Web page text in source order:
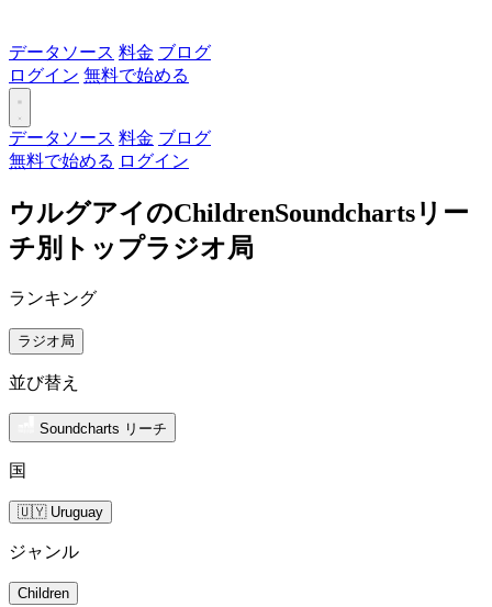
データソース 料金 ブログ
ログイン 無料で始める
データソース 料金 ブログ
無料で始める ログイン
ウルグアイのChildrenSoundchartsリー
チ別トップラジオ局
ランキング
ラジオ局
並び替え
Soundcharts リーチ
国
🇺🇾 Uruguay
ジャンル
Children